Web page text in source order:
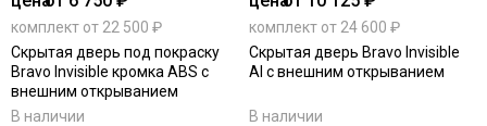
комплект от 22 500 ₽
Скрытая дверь под покраску
Bravo Invisible кромка ABS с
внешним открыванием
В наличии
комплект от 24 600 ₽
Скрытая дверь Bravo Invisible
Al с внешним открыванием
В наличии